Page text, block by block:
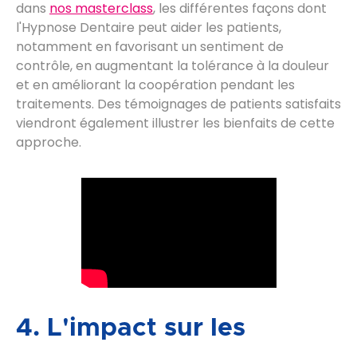
dans nos masterclass, les différentes façons dont
l'Hypnose Dentaire peut aider les patients,
notamment en favorisant un sentiment de
contrôle, en augmentant la tolérance à la douleur
et en améliorant la coopération pendant les
traitements. Des témoignages de patients satisfaits
viendront également illustrer les bienfaits de cette
approche.
4. L'impact sur les